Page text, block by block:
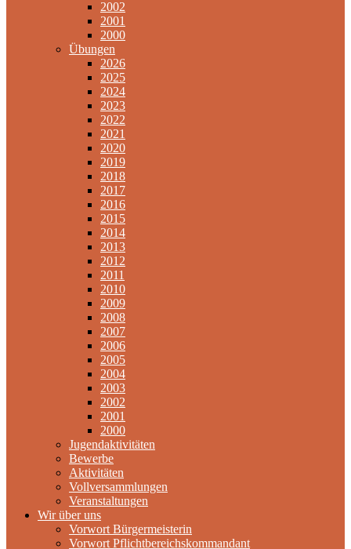
2002
2001
2000
Übungen
2026
2025
2024
2023
2022
2021
2020
2019
2018
2017
2016
2015
2014
2013
2012
2011
2010
2009
2008
2007
2006
2005
2004
2003
2002
2001
2000
Jugendaktivitäten
Bewerbe
Aktivitäten
Vollversammlungen
Veranstaltungen
Wir über uns
Vorwort Bürgermeisterin
Vorwort Pflichtbereichskommandant